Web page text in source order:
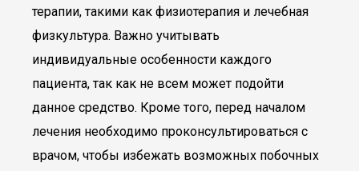
терапии, такими как физиотерапия и лечебная
физкультура. Важно учитывать
индивидуальные особенности каждого
пациента, так как не всем может подойти
данное средство. Кроме того, перед началом
лечения необходимо проконсультироваться с
врачом, чтобы избежать возможных побочных